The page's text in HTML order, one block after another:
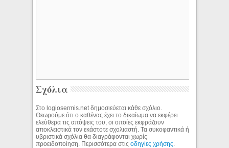
Σχόλια
Στο logiosermis.net δημοσιεύεται κάθε σχόλιο.
Θεωρούμε ότι ο καθένας έχει το δικαίωμα να εκφέρει
ελεύθερα τις απόψεις του, οι οποίες εκφράζουν
αποκλειστικά τον εκάστοτε σχολιαστή. Τα συκοφαντικά ή
υβριστικά σχόλια θα διαγράφονται χωρίς
προειδοποίηση. Περισσότερα στιςοδηγίες χρήσης